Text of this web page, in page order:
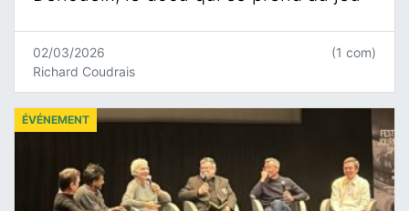
02/03/2026
Richard Coudrais
(1 com)
ÉVÉNEMENT